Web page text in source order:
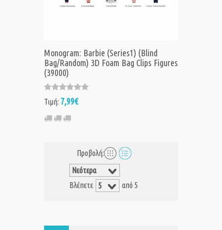
Monogram: Barbie (Series1) (Blind
Bag/Random) 3D Foam Bag Clips Figures
(39000)
Τιμή: 7,99€
Προβολή:
Βλέπετε από 5